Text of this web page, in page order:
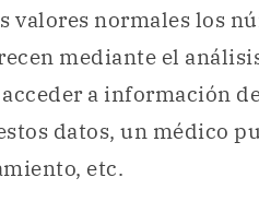
valores normales los
mediante el
a información
datos, un médico
etc.